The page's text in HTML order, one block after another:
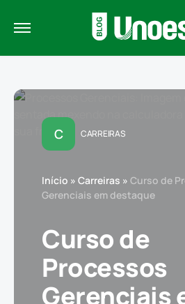
C CARREIRAS
Início » Carreiras » Curso de
Gerenciais em destaque
Curso de
Processos
Gerenciais